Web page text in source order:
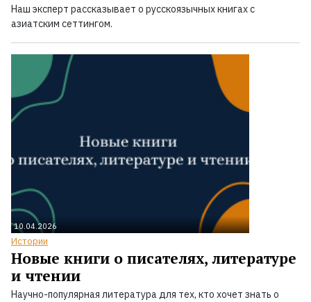
Наш эксперт рассказывает о русскоязычных книгах с
азиатским сеттингом.
10.04.2026
Истории
Новые книги о писателях, литературе
и чтении
Научно-популярная литература для тех, кто хочет знать о